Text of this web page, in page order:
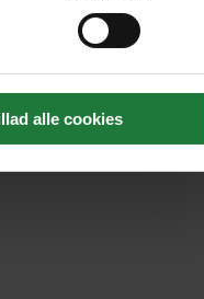
alle cookies